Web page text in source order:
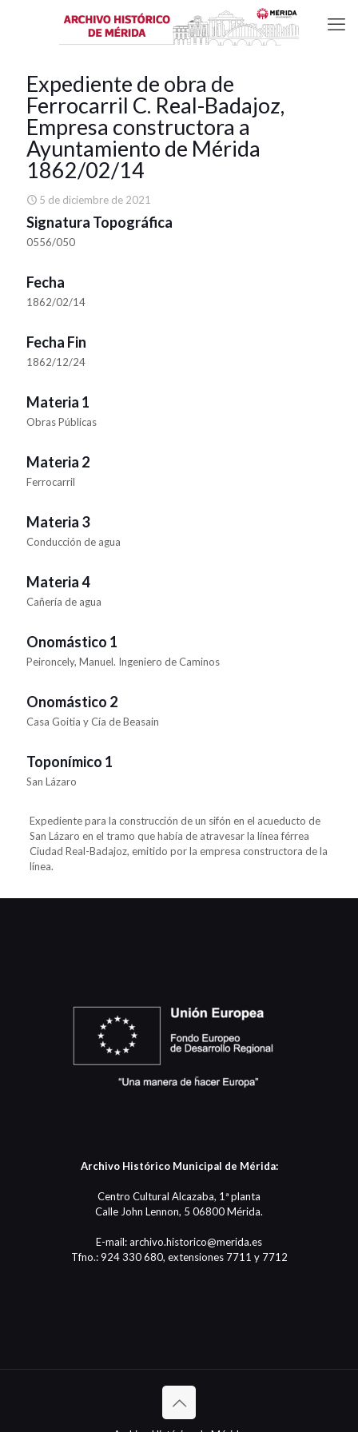
Expediente de obra de
Ferrocarril C. Real-Badajoz,
Empresa constructora a
Ayuntamiento de Mérida
1862/02/14
5 de diciembre de 2021
Signatura Topográfica
0556/050
Fecha
1862/02/14
Fecha Fin
1862/12/24
Materia 1
Obras Públicas
Materia 2
Ferrocarril
Materia 3
Conducción de agua
Materia 4
Cañería de agua
Onomástico 1
Peironcely, Manuel. Ingeniero de Caminos
Onomástico 2
Casa Goitia y Cía de Beasain
Toponímico 1
San Lázaro
Expediente para la construcción de un sifón en el acueducto de
San Lázaro en el tramo que había de atravesar la línea férrea
Ciudad Real-Badajoz, emitido por la empresa constructora de la
línea.
Archivo Histórico Municipal de Mérida:
Centro Cultural Alcazaba, 1ª planta
Calle John Lennon, 5 06800 Mérida.
E-mail: archivo.historico@merida.es
Tfno.: 924 330 680, extensiones 7711 y 7712